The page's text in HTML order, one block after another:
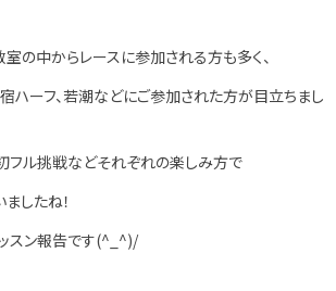
の中からレースに参加される方も多く、
ハーフ、若潮などにご参加された方が目立ちまし
初フル挑戦などそれぞれの楽しみ方で
したね！
スン報告です(^_^)/